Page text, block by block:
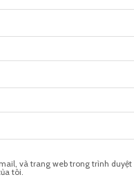
và trang web trong trình duyệt
tôi.